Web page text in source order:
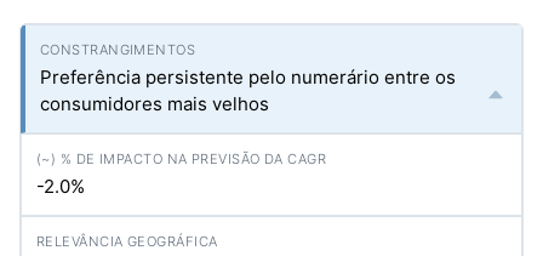
Preferência persistente pelo numerário entre os
consumidores mais velhos
-2.0%